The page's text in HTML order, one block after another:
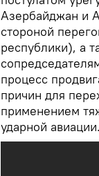
Азербайджан и
стороной
республики), а
процесс
причин для
применением
ударной авиации.